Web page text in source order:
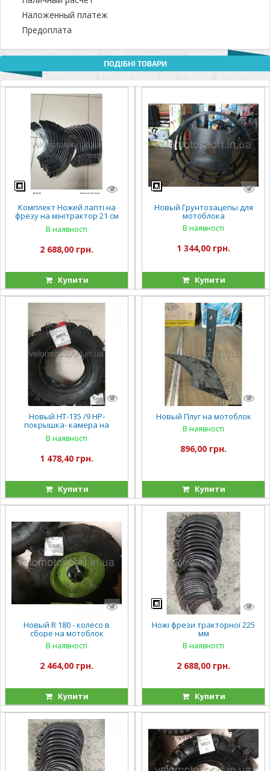
Наложенный платеж
Предоплата
ПОДІБНІ ТОВАРИ
Комплект Ножей лапті на
фрезу на мінітрактор 21 см
для мінітрактора ножі
активної фрези 24 штуки
В наявності
2 688,00 грн.
Купити
Новый Грунтозацепы для
мотоблока
В наявності
1 344,00 грн.
Купити
Новый НТ-135 /9 НР-
покрышка- камера на
мотоблок
В наявності
1 478,40 грн.
Купити
Новый Плуг на мотоблок
В наявності
896,00 грн.
Купити
Новый R 180 - колесо в
сборе на мотоблок
В наявності
2 464,00 грн.
Купити
Ножі фрези тракторної 225
мм
В наявності
2 688,00 грн.
Купити